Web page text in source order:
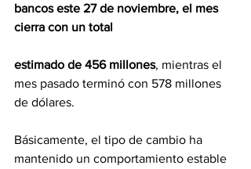
bancos este 27 de noviembre, el mes
cierra con un total
estimado de 456 millones, mientras el
mes pasado terminó con 578 millones
de dólares.
Básicamente, el tipo de cambio ha
mantenido un comportamiento estable